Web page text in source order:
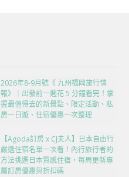
2026年8-9月號《 九州福岡旅行情
報》｜出發前一週花 5 分鐘看完！掌
握最值得去的新景點、限定活動、私
房一日遊、住宿優惠一次整理
【Agoda訂房 x CJ夫人】日本自由行
嚴選住宿名單一次看！內行旅行者的
方法挑選日本質感住宿，每周更新專
屬訂房優惠與折扣碼